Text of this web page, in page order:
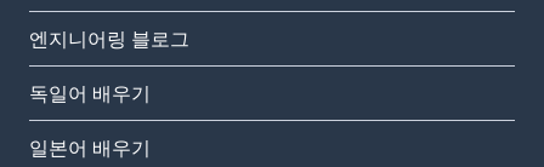
엔지니어링 블로그
독일어 배우기
일본어 배우기